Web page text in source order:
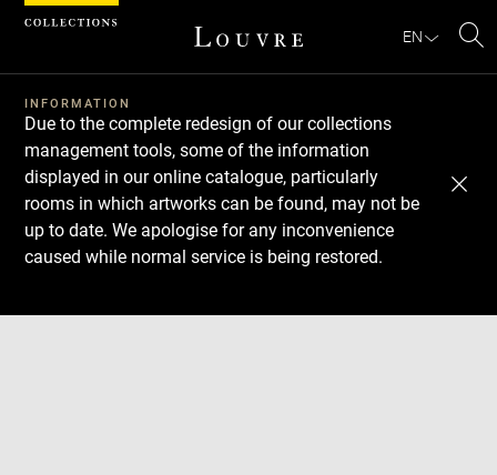
EN
INFORMATION
Due to the complete redesign of our collections
management tools, some of the information
displayed in our online catalogue, particularly
rooms in which artworks can be found, may not be
up to date. We apologise for any inconvenience
caused while normal service is being restored.
Download
Next
Previous
Cookies management panel